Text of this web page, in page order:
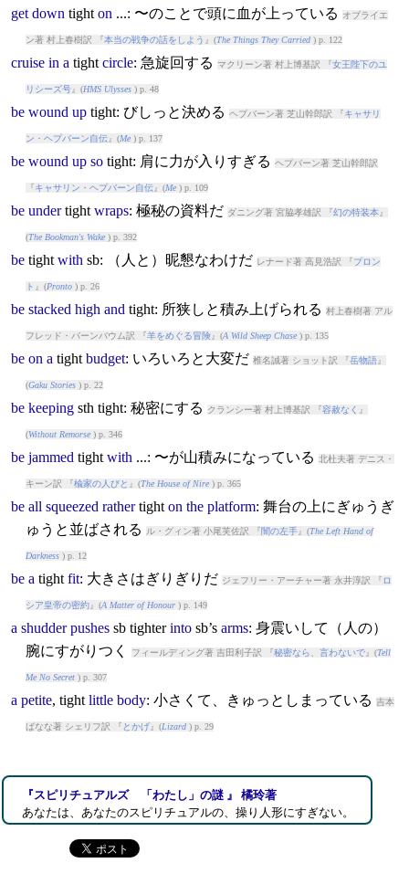
get down tight on ...: 〜のことで頭に血が上っている オブライエ
ン著 村上春樹訳 『本当の戦争の話をしよう 』(The Things They Carried) p. 122
cruise in a tight circle: 急旋回する マクリーン著 村上博基訳 『女王陛下のユ
リシーズ号』(HMS Ulysses) p. 48
be wound up tight: びしっと決める ヘプバーン著 芝山幹郎訳 『キャサリ
ン・ヘプバーン自伝』(Me) p. 137
be wound up so tight: 肩に力が入りすぎる ヘプバーン著 芝山幹郎訳
『キャサリン・ヘプバーン自伝』(Me) p. 109
be under tight wraps: 極秘の資料だ ダニング著 宮脇孝雄訳 『幻の特装本』
(The Bookman's Wake) p. 392
be tight with sb: （人と）昵懇なわけだ レナード著 高見浩訳 『プロン
ト 』(Pronto) p. 26
be stacked high and tight: 所狭しと積み上げられる 村上春樹著 アル
フレッド・バーンバウム訳 『羊をめぐる冒険』(A Wild Sheep Chase) p. 135
be on a tight budget: いろいろと大変だ 椎名誠著 ショット訳 『岳物語』
(Gaku Stories) p. 22
be keepingsth tight: 秘密にする クランシー著 村上博基訳 『容赦なく 』
(Without Remorse) p. 346
be jammed tight with ...: 〜が山積みになっている 北杜夫著 デニス・
キーン訳 『楡家の人びと 』(The House of Nire) p. 365
be all squeezed rather tight on the platform: 舞台の上にぎゅうぎ
ゅうと並ばされる
ル・グィン著 小尾芙佐訳 『闇の左手』(The Left Hand of
Darkness) p. 12
be a tight fit: 大きさはぎりぎりだ ジェフリー・アーチャー著 永井淳訳 『 ロ
シア皇帝の密約』(A Matter of Honour) p. 149
a shudder pushessb tighterintosb’s arms: 身震いして（人の）
腕にすがりつく
フィールディング著 吉田利子訳 『秘密なら、言わないで』(Tell
Me No Secret) p. 307
a petite, tight little body: 小さくて、きゅっとしまっている 吉本
ばなな著 シェリフ訳 『 とかげ』(Lizard) p. 29
『スピリチュアルズ 「わたし」の謎 』 橘玲著
あなたは、あなたのスピリチュアルの、操り人形にすぎない。